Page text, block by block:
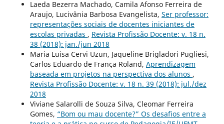
Laeda Bezerra Machado, Camila Afonso Ferreira de
Araujo, Lucivânia Barbosa Evangelista, Ser professor:
representações sociais de docentes iniciantes de
escolas privadas , Revista Profissão Docente: v. 18 n.
38 (2018): jan./jun 2018
Maria Luisa Cervi Uzun, Jaqueline Brigladori Pugliesi,
Carlos Eduardo de França Roland, Aprendizagem
baseada em projetos na perspectiva dos alunos ,
Revista Profissão Docente: v. 18 n. 39 (2018): jul./dez
2018
Viviane Salarolli de Souza Silva, Cleomar Ferreira
Gomes, “Bom ou mau docente?” Os desafios entre a